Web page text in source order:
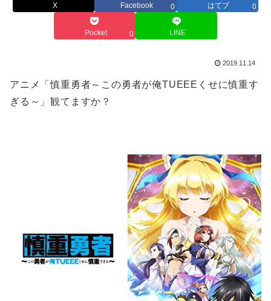
X Facebook 0 はてブ 0
Pocket 0 LINE
2019.11.14
アニメ「慎重勇者～この勇者が俺TUEEEくせに慎重す
ぎる～」観てますか？